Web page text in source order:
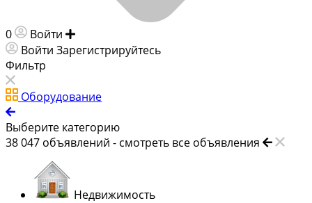
0 Войти
Войти Зарегистрируйтесь
Фильтр
Оборудование
Выберите категорию
38 047 объявлений - смотреть все объявления
Недвижимость